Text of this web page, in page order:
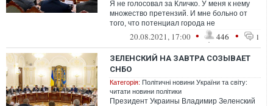
Я не голосовал за Кличко. У меня к нему
множество претензий. И мне больно от
того, что потенциал города не
используется. Но за него проголосовал
20.08.2021, 17:00 • 446 • 1
ЗЕЛЕНСКИЙ НА ЗАВТРА СОЗЫВАЕТ
СНБО
Категорія: Політичні новини України та світу:
читати новини політики
Президент Украины Владимир Зеленский